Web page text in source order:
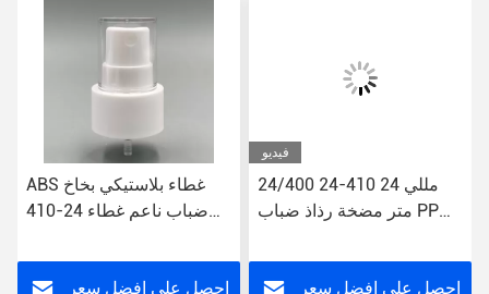
ABS غطاء بلاستيكي بخاخ
ضباب ناعم غطاء 24-410
احصل على افضل سعر
فيديو
24/400 24-410 24 مللي
متر مضخة رذاذ ضباب PP
غطاء مصل عطر للعناية
الشخصيةاحصل على افضل سعر